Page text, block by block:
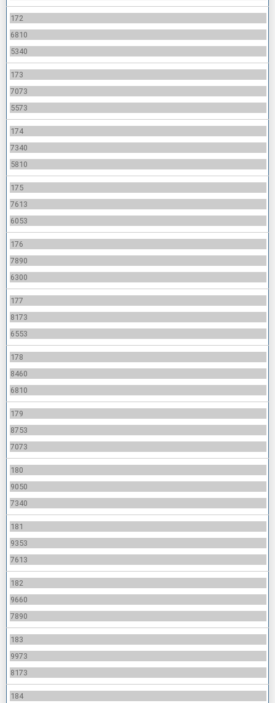
172
6810
5340
173
7073
5573
174
7340
5810
175
7613
6053
176
7890
6300
177
8173
6553
178
8460
6810
179
8753
7073
180
9050
7340
181
9353
7613
182
9660
7890
183
9973
8173
184